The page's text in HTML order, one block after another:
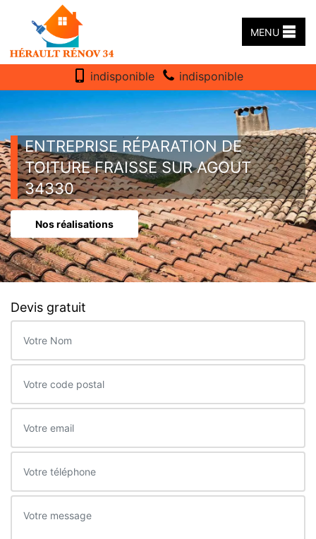
MENU
indisponible indisponible
ENTREPRISE RÉPARATION DE
TOITURE FRAISSE SUR AGOUT
34330
Nos réalisations
Devis gratuit